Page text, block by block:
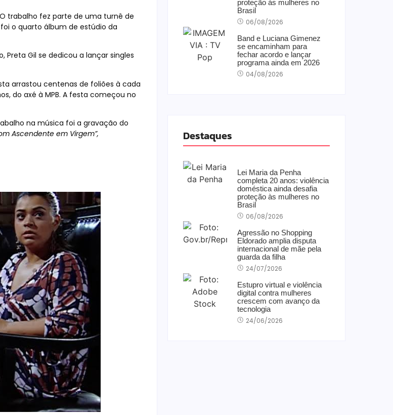
trabalho fez parte de uma turnê de
foi o quarto álbum de estúdio da
Preta Gil se dedicou a lançar singles
arrastou centenas de foliões à cada
do axé à MPB. A festa começou no
na música foi a gravação do
Ascendente em Virgem”,
proteção às mulheres no
Brasil
06/08/2026
Band e Luciana Gimenez
se encaminham para
fechar acordo e lançar
programa ainda em 2026
04/08/2026
Destaques
Lei Maria da Penha
completa 20 anos: violência
doméstica ainda desafia
proteção às mulheres no
Brasil
06/08/2026
Agressão no Shopping
Eldorado amplia disputa
internacional de mãe pela
guarda da filha
24/07/2026
Estupro virtual e violência
digital contra mulheres
crescem com avanço da
tecnologia
24/06/2026